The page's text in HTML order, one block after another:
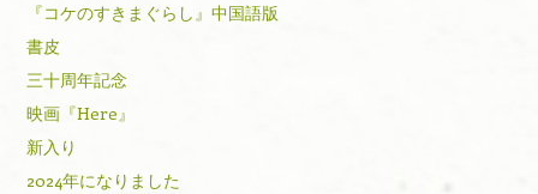
『コケのすきまぐらし』中国語版
書皮
三十周年記念
映画『Here』
新入り
2024年になりました